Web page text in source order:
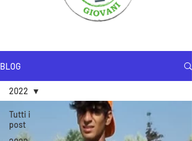
BLOG
Tutti i
post
2022